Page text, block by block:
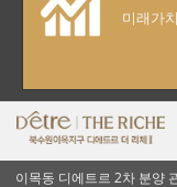
미래가
이목동 디에트르 2차 분양